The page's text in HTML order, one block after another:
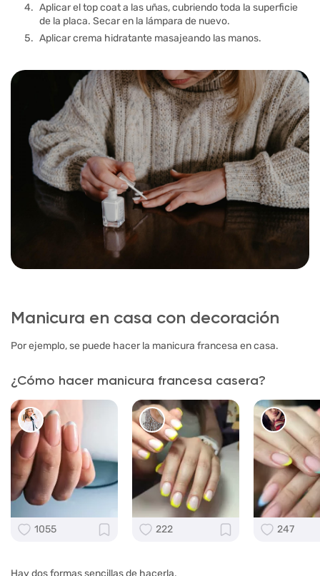
Aplicar el top coat a las uñas, cubriendo toda la superficie
de la placa. Secar en la lámpara de nuevo.
Aplicar crema hidratante masajeando las manos.
Manicura en casa con decoración
Por ejemplo, se puede hacer la manicura francesa en casa.
¿Cómo hacer manicura francesa casera?
1055 222 247
Hay dos formas sencillas de hacerla.